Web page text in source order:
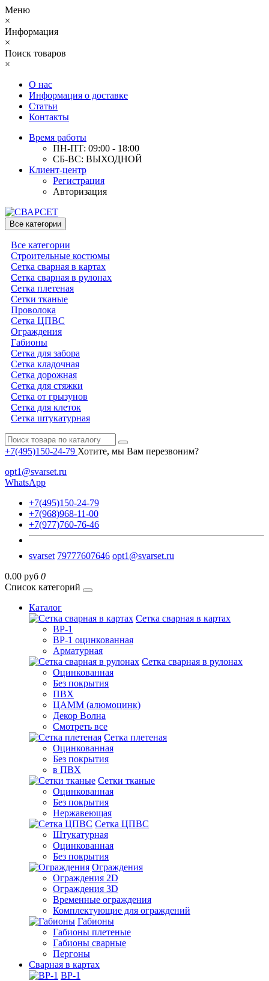
Меню
×
Информация
×
Поиск товаров
×
О нас
Информация о доставке
Статьи
Контакты
Время работы
ПН-ПТ: 09:00 - 18:00
СБ-ВС: ВЫХОДНОЙ
Клиент-центр
Регистрация
Авторизация
Все категории
Все категории
Строительные костюмы
Сетка сварная в картах
Сетка сварная в рулонах
Сетка плетеная
Сетки тканые
Проволока
Сетка ЦПВС
Ограждения
Габионы
Сетка для забора
Сетка кладочная
Сетка дорожная
Сетка для стяжки
Сетка от грызунов
Сетка для клеток
Сетка штукатурная
+7(495)150-24-79 Хотите, мы Вам перезвоним?
opt1@svarset.ru
WhatsApp
+7(495)150-24-79
+7(968)968-11-00
+7(977)760-76-46
svarset 79777607646 opt1@svarset.ru
0.00 руб 0
Список категорий
Каталог
Сетка сварная в картах
ВР-1
ВР-1 оцинкованная
Арматурная
Сетка сварная в рулонах
Оцинкованная
Без покрытия
ПВХ
ЦАММ (алюмоцинк)
Декор Волна
Смотреть все
Сетка плетеная
Оцинкованная
Без покрытия
в ПВХ
Сетки тканые
Оцинкованная
Без покрытия
Нержавеющая
Сетка ЦПВС
Штукатурная
Оцинкованная
Без покрытия
Ограждения
Ограждения 2D
Ограждения 3D
Временные ограждения
Комплектующие для ограждений
Габионы
Габионы плетеные
Габионы сварные
Пергоны
Сварная в картах
ВР-1